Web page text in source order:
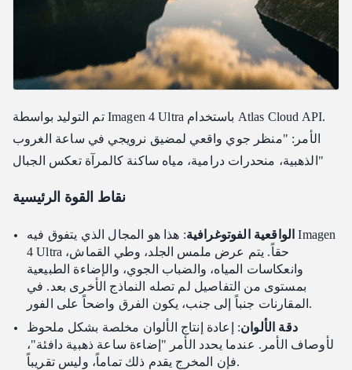
تم التوليد بواسطة Imagen 4 Ultra باستخدام Atlas Cloud API.
الأمر: "منظر جوي واقعي لمضيق نرويجي في ساعة الغروب
الذهبية، منحدرات درامية، مياه ساكنة كالمرآة تعكس الجبال"
نقاط القوة الرئيسية
الواقعية الفوتوغرافية: هذا هو المجال الذي يتفوق فيه Imagen
4 Ultra حقاً. يتم عرض ملمس الجلد، وطي القماش،
وانعكاسات المياه، والضباب الجوي، والإضاءة الطبيعية
بمستوى من التفاصيل لم تصله النماذج الأخرى بعد. في
المقارنات جنباً إلى جنب، يكون الفرق واضحاً على الفور.
دقة الألوان: إعادة إنتاج الألوان مخلصة بشكل ملحوظ
لأوصاف الأمر. عندما يحدد الأمر "إضاءة ساعة ذهبية دافئة"،
فإن المخرج يقدم ذلك تماماً، وليس تقريباً.